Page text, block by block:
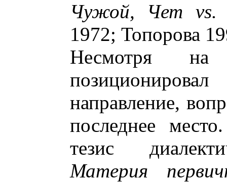
Чужой, Чет vs.
1972; Топорова
Несмотря
направление,
последнее
тезис
Материя